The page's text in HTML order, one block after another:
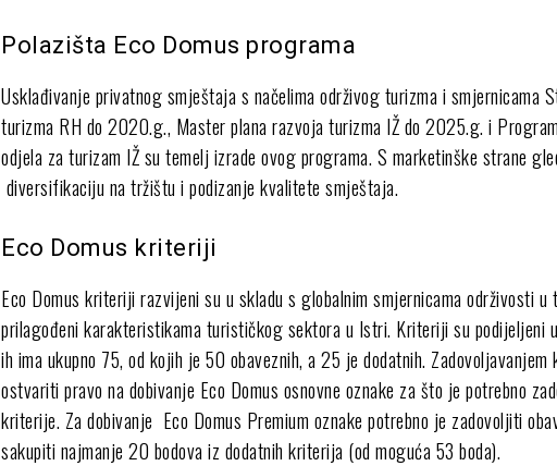
Polazišta Eco Domus programa
Usklađivanje privatnog smještaja s načelima održivog turizma i smjernicama
turizma RH do 2020.g., Master plana razvoja turizma IŽ do 2025.g. i
odjela za turizam IŽ su temelj izrade ovog programa. S marketinške strane
diversifikaciju na tržištu i podizanje kvalitete smještaja.
Eco Domus kriteriji
Eco Domus kriteriji razvijeni su u skladu s globalnim smjernicama održivosti u
prilagođeni karakteristikama turističkog sektora u Istri. Kriteriji su podijeljeni
ih ima ukupno 75, od kojih je 50 obaveznih, a 25 je dodatnih.
ostvariti pravo na dobivanje Eco Domus osnovne oznake za što je potrebno
kriterije. Za dobivanje Eco Domus Premium oznake potrebno je zadovoljiti
sakupiti najmanje 20 bodova iz dodatnih kriterija (od moguća 53 boda).